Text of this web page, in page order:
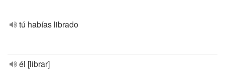
tú habías librado
él [librar]